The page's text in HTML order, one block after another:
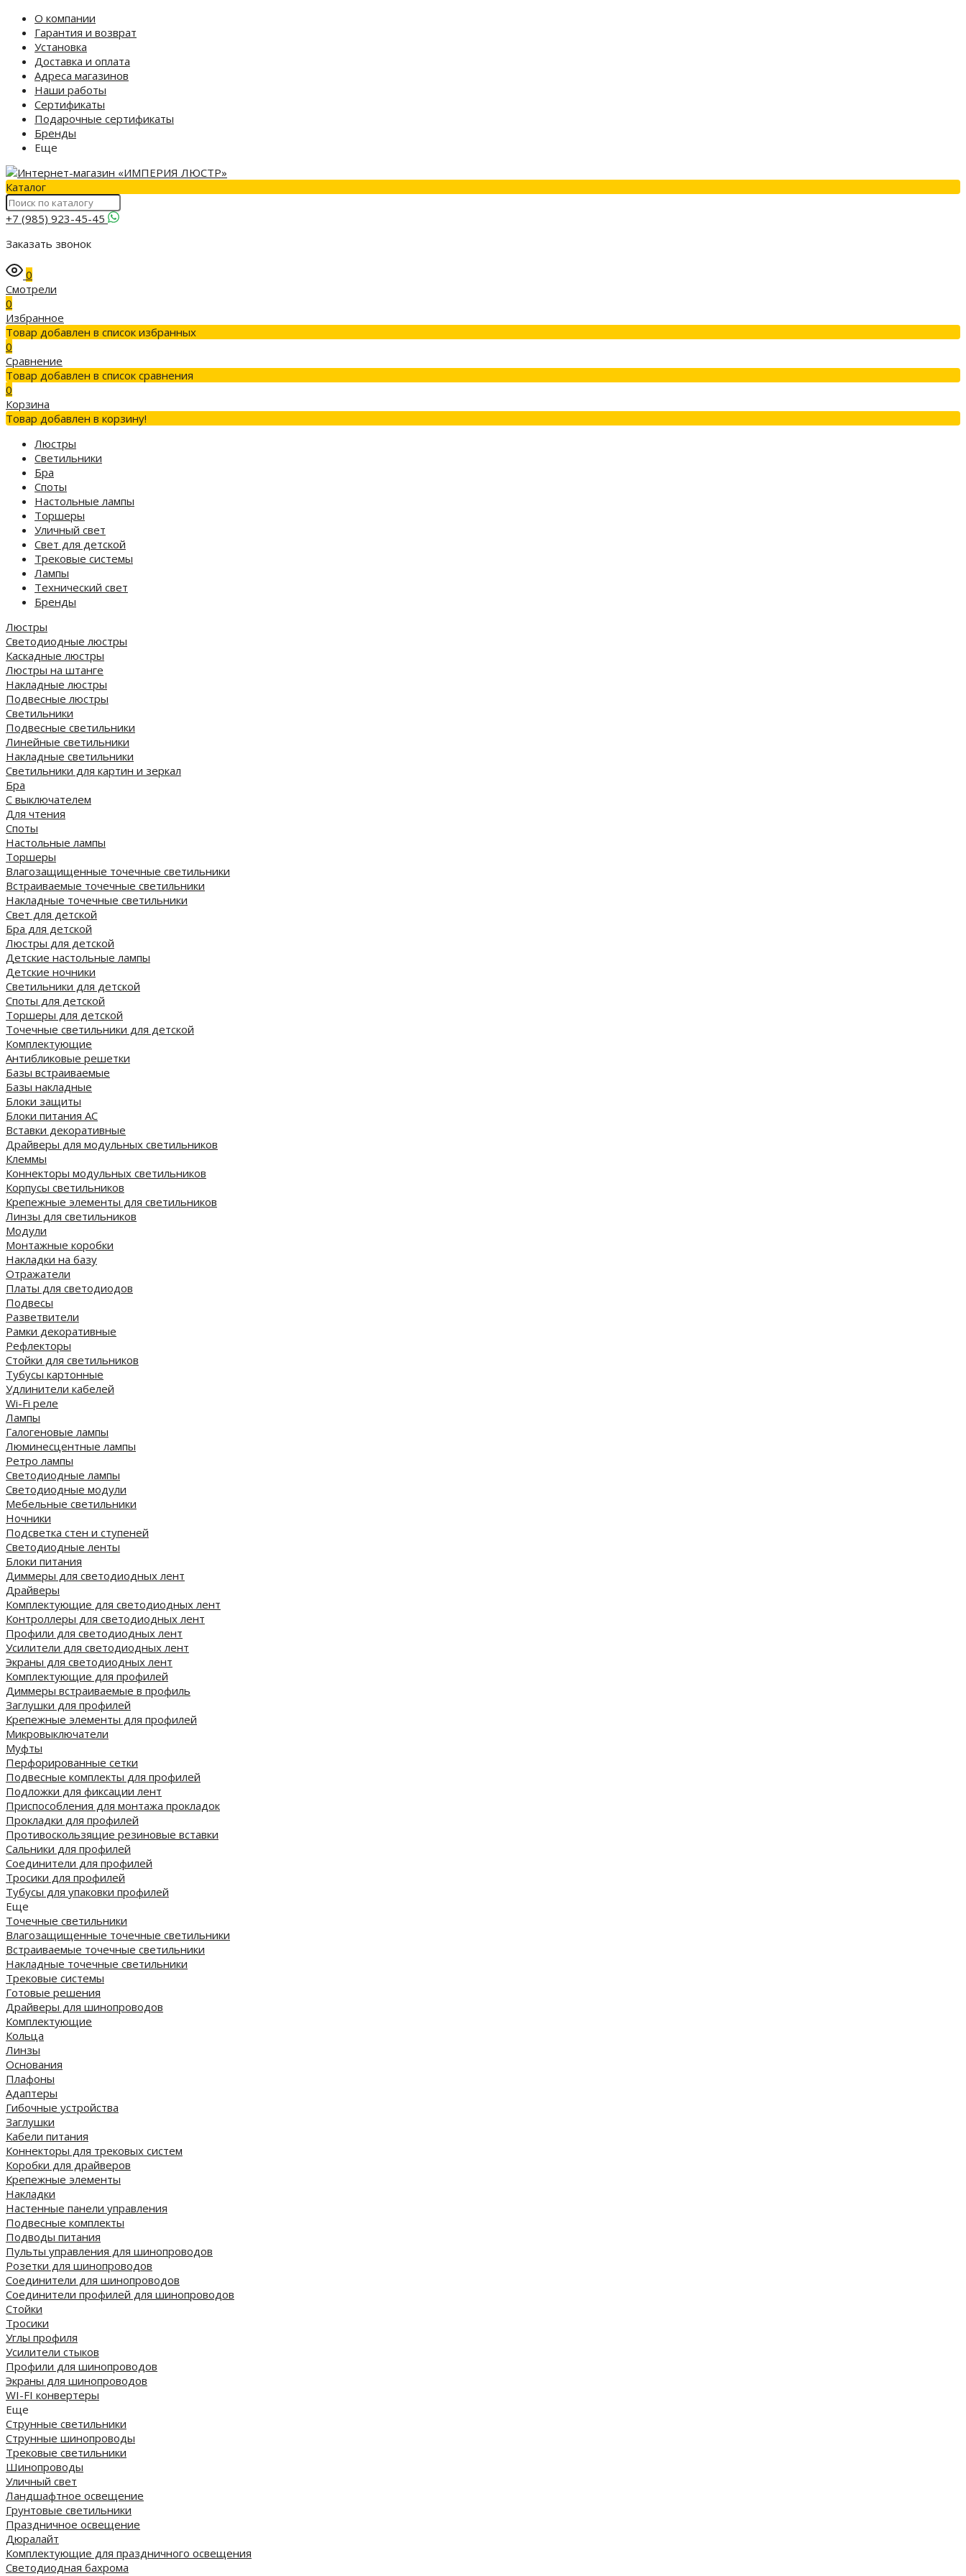
О компании
Гарантия и возврат
Установка
Доставка и оплата
Адреса магазинов
Наши работы
Сертификаты
Подарочные сертификаты
Бренды
Еще
Каталог
+7 (985) 923-45-45
Заказать звонок
0
Смотрели
0
Избранное
Товар добавлен в список избранных
0
Сравнение
Товар добавлен в список сравнения
0
Корзина
Товар добавлен в корзину!
Люстры
Светильники
Бра
Споты
Настольные лампы
Торшеры
Уличный свет
Свет для детской
Трековые системы
Лампы
Технический свет
Бренды
Люстры
Светодиодные люстры
Каскадные люстры
Люстры на штанге
Накладные люстры
Подвесные люстры
Светильники
Подвесные светильники
Линейные светильники
Накладные светильники
Светильники для картин и зеркал
Бра
С выключателем
Для чтения
Споты
Настольные лампы
Торшеры
Влагозащищенные точечные светильники
Встраиваемые точечные светильники
Накладные точечные светильники
Свет для детской
Бра для детской
Люстры для детской
Детские настольные лампы
Детские ночники
Светильники для детской
Споты для детской
Торшеры для детской
Точечные светильники для детской
Комплектующие
Антибликовые решетки
Базы встраиваемые
Базы накладные
Блоки защиты
Блоки питания AC
Вставки декоративные
Драйверы для модульных светильников
Клеммы
Коннекторы модульных светильников
Корпусы светильников
Крепежные элементы для светильников
Линзы для светильников
Модули
Монтажные коробки
Накладки на базу
Отражатели
Платы для светодиодов
Подвесы
Разветвители
Рамки декоративные
Рефлекторы
Стойки для светильников
Тубусы картонные
Удлинители кабелей
Wi-Fi реле
Лампы
Галогеновые лампы
Люминесцентные лампы
Ретро лампы
Светодиодные лампы
Светодиодные модули
Мебельные светильники
Ночники
Подсветка стен и ступеней
Светодиодные ленты
Блоки питания
Диммеры для светодиодных лент
Драйверы
Комплектующие для светодиодных лент
Контроллеры для светодиодных лент
Профили для светодиодных лент
Усилители для светодиодных лент
Экраны для светодиодных лент
Комплектующие для профилей
Диммеры встраиваемые в профиль
Заглушки для профилей
Крепежные элементы для профилей
Микровыключатели
Муфты
Перфорированные сетки
Подвесные комплекты для профилей
Подложки для фиксации лент
Приспособления для монтажа прокладок
Прокладки для профилей
Противоскользящие резиновые вставки
Сальники для профилей
Соединители для профилей
Тросики для профилей
Тубусы для упаковки профилей
Еще
Точечные светильники
Влагозащищенные точечные светильники
Встраиваемые точечные светильники
Накладные точечные светильники
Трековые системы
Готовые решения
Драйверы для шинопроводов
Комплектующие
Кольца
Линзы
Основания
Плафоны
Адаптеры
Гибочные устройства
Заглушки
Кабели питания
Коннекторы для трековых систем
Коробки для драйверов
Крепежные элементы
Накладки
Настенные панели управления
Подвесные комплекты
Подводы питания
Пульты управления для шинопроводов
Розетки для шинопроводов
Соединители для шинопроводов
Соединители профилей для шинопроводов
Стойки
Тросики
Углы профиля
Усилители стыков
Профили для шинопроводов
Экраны для шинопроводов
WI-FI конвертеры
Еще
Струнные светильники
Струнные шинопроводы
Трековые светильники
Шинопроводы
Уличный свет
Ландшафтное освещение
Грунтовые светильники
Праздничное освещение
Дюралайт
Комплектующие для праздничного освещения
Светодиодная бахрома